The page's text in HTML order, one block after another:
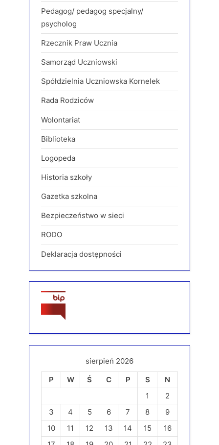
Pedagog/ pedagog specjalny/
psycholog
Rzecznik Praw Ucznia
Samorząd Uczniowski
Spółdzielnia Uczniowska Kornelek
Rada Rodziców
Wolontariat
Biblioteka
Logopeda
Historia szkoły
Gazetka szkolna
Bezpieczeństwo w sieci
RODO
Deklaracja dostępności
sierpień 2026
P
W Ś C P S
N
1
2
3
4 5 6 7 8
9
10
11 12 13 14 15
16